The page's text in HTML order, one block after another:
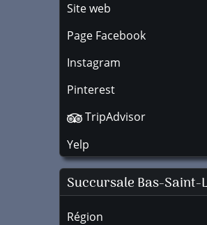
Site web
Page Facebook
Instagram
Pinterest
TripAdvisor
Yelp
SuccursaleBas-Saint-
Région